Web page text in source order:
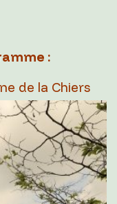
:
de la Chiers